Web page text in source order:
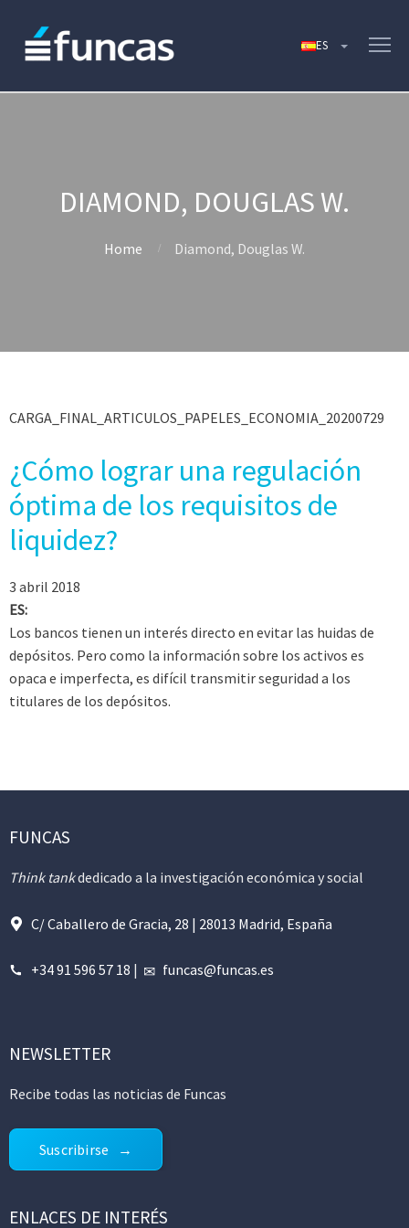
DIAMOND, DOUGLAS W.
Home Diamond, Douglas W.
CARGA_FINAL_ARTICULOS_PAPELES_ECONOMIA_20200729
¿Cómo lograr una regulación
óptima de los requisitos de
liquidez?
3 abril 2018
ES:
Los bancos tienen un interés directo en evitar las huidas de
depósitos. Pero como la información sobre los activos es
opaca e imperfecta, es difícil transmitir seguridad a los
titulares de los depósitos.
FUNCAS
Think tankdedicado a la investigación económica y social
C/ Caballero de Gracia, 28 | 28013 Madrid, España
+34 91 596 57 18 | funcas@funcas.es
NEWSLETTER
Recibe todas las noticias de Funcas
Suscribirse
ENLACES DE INTERÉS